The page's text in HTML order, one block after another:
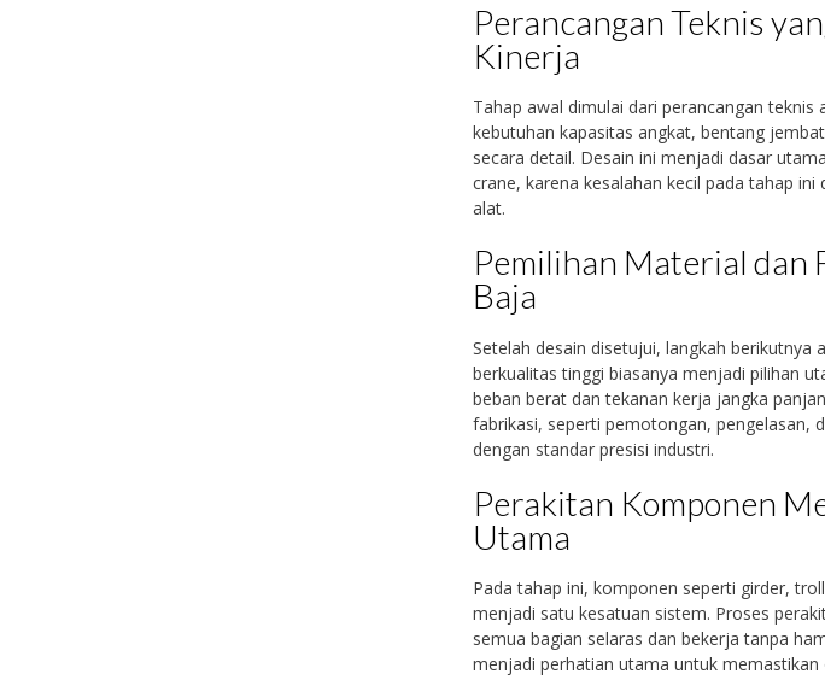
Perancangan Teknis
Kinerja
Tahap awal dimulai dari perancangan teknis
kebutuhan kapasitas angkat, bentang
secara detail. Desain ini menjadi dasar
crane, karena kesalahan kecil pada tahap
alat.
Pemilihan Material dan
Baja
Setelah desain disetujui, langkah berikutnya
berkualitas tinggi biasanya menjadi pilihan
beban berat dan tekanan kerja jangka
fabrikasi, seperti pemotongan, pengelasan,
dengan standar presisi industri.
Perakitan Komponen
Utama
Pada tahap ini, komponen seperti girder,
menjadi satu kesatuan sistem. Proses
semua bagian selaras dan bekerja tanpa
menjadi perhatian utama untuk memastikan